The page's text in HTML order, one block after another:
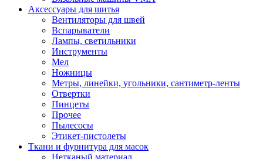
Аксессуары для шитья
Вентиляторы для швей
Вспарыватели
Лампы, светильники
Инструменты
Мел
Ножницы
Метры, линейки, угольники, сантиметр-ленты
Отвертки
Пинцеты
Прочее
Пылесосы
Этикет-пистолеты
Ткани и фурнитура для масок
Нетканый материал